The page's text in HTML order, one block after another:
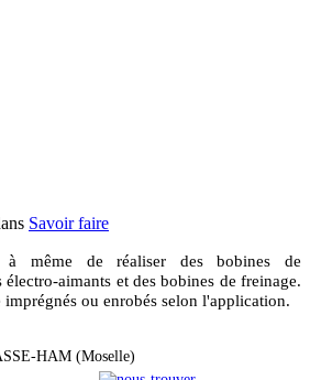
Savoir faire
même de réaliser des bobines de
électro-aimants et des bobines de freinage.
ou enrobés selon l'application.
HAM (Moselle)